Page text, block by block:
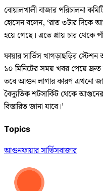
বোয়ালখালী বাজার পরিচালনা
হোসেন বলেন, ‘রাত ৩টার দিকে
হয়ে গেছে। এতে প্রায় চার থেকে
ফায়ার সার্ভিস খাগড়াছড়ির
১০ মিনিটের সময় খবর পেয়ে
তবে আগুন লাগার কারণ এখনো
বৈদ্যুতিক শটসার্কিট থেকে
বিস্তারিত জানা যাবে।’
Topics
আগুনফায়ার সার্ভিসবাজার